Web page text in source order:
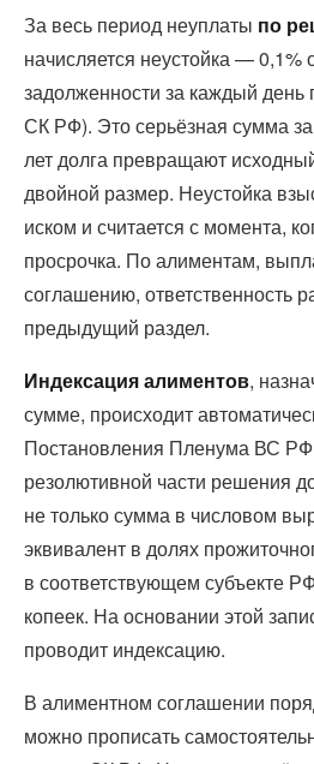
За весь период неуплаты по
начисляется неустойка — 0,1%
задолженности за каждый день
СК РФ). Это серьёзная сумма за
лет долга превращают
двойной размер. Неустойка
иском и считается с момента,
просрочка. По алиментам,
соглашению, ответственность
предыдущий раздел.
Индексация алиментов,
сумме, происходит
Постановления Пленума ВС
резолютивной части решения
не только сумма в числовом
эквивалент в долях
в соответствующем субъекте
копеек. На основании этой
проводит индексацию.
В алиментном соглашении
можно прописать